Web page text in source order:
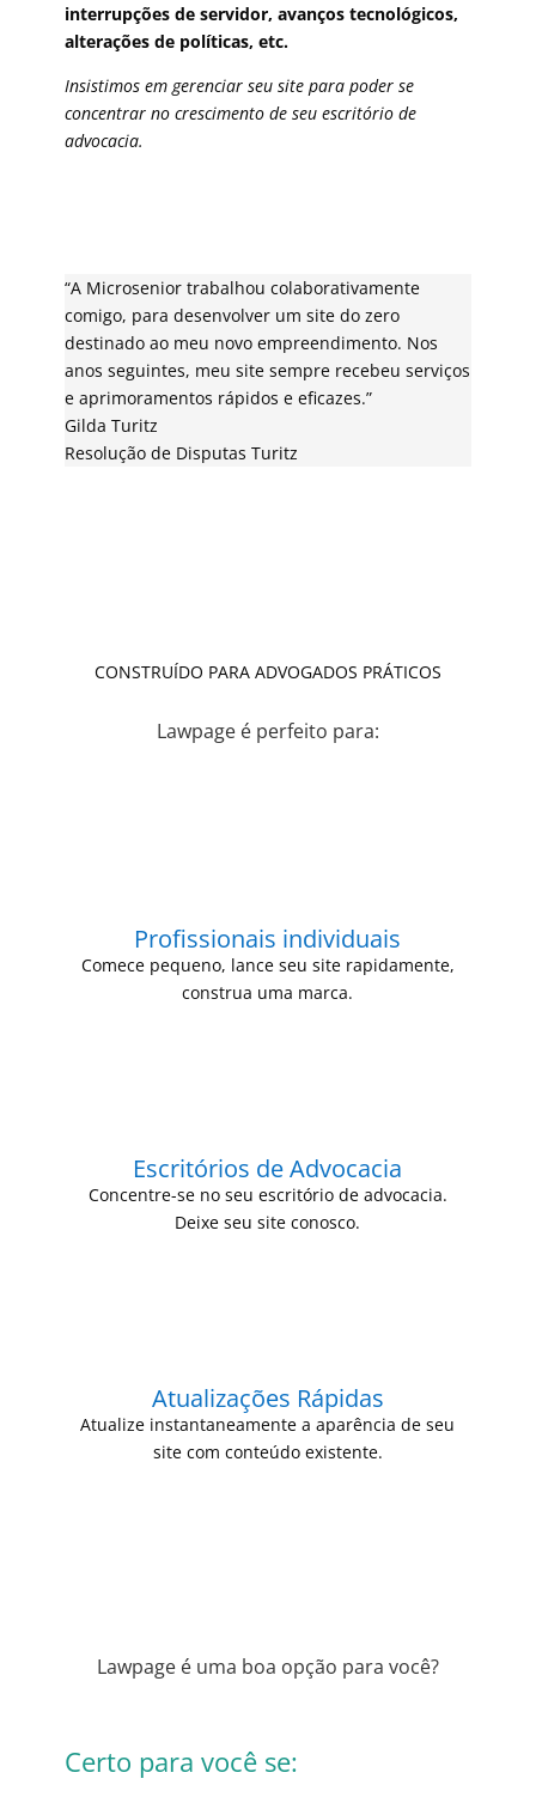
interrupções de servidor, avanços tecnológicos,
alterações de políticas, etc.
Insistimos em gerenciar seu site para poder se
concentrar no crescimento de seu escritório de
advocacia.
“A Microsenior trabalhou colaborativamente
comigo, para desenvolver um site do zero
destinado ao meu novo empreendimento. Nos
anos seguintes, meu site sempre recebeu serviços
e aprimoramentos rápidos e eficazes.”
Gilda Turitz
Resolução de Disputas Turitz
CONSTRUÍDO PARA ADVOGADOS PRÁTICOS
Lawpage é perfeito para:
Profissionais individuais
Comece pequeno, lance seu site rapidamente,
construa uma marca.
Escritórios de Advocacia
Concentre-se no seu escritório de advocacia.
Deixe seu site conosco.
Atualizações Rápidas
Atualize instantaneamente a aparência de seu
site com conteúdo existente.
Lawpage é uma boa opção para você?
Certo para você se: